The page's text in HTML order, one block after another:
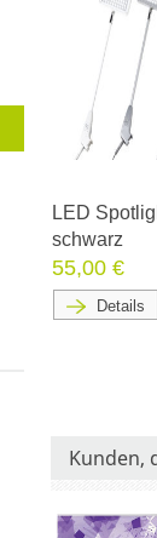
LED
schwarz
55,00 €
Details
Kunden,